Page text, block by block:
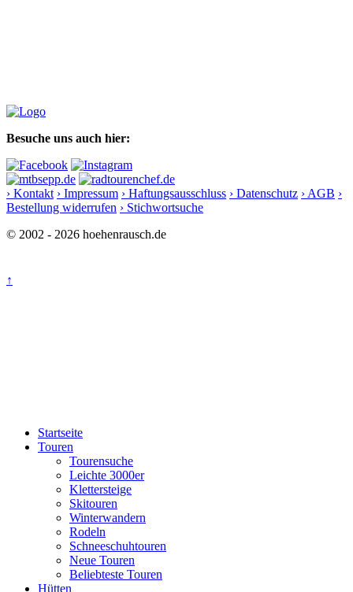
Besuche uns auch hier:
› Kontakt › Impressum › Haftungsausschluss › Datenschutz › AGB ›
Bestellung widerrufen › Stichwortsuche
© 2002 - 2026 hoehenrausch.de
↑
Startseite
Touren
Tourensuche
Leichte 3000er
Klettersteige
Skitouren
Winterwandern
Rodeln
Schneeschuhtouren
Neue Touren
Beliebteste Touren
Hütten